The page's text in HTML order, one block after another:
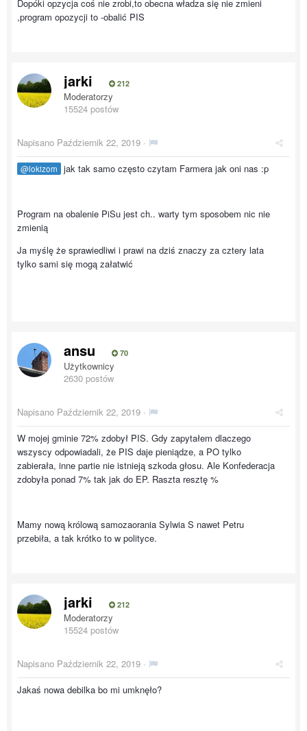
Dopóki opzycja coś nie zrobi,to obecna władza się nie zmieni
,program opozycji to -obalić PIS
jarki 212
Moderatorzy
15524 postów
Napisano Październik 22, 2019 ·
@lokizom jak tak samo często czytam Farmera jak oni nas :p
Program na obalenie PiSu jest ch.. warty tym sposobem nic nie
zmienią
Ja myślę że sprawiedliwi i prawi na dziś znaczy za cztery lata
tylko sami się mogą załatwić
ansu 70
Użytkownicy
2630 postów
Napisano Październik 22, 2019 ·
W mojej gminie 72% zdobył PIS. Gdy zapytałem dlaczego
wszyscy odpowiadali, że PIS daje pieniądze, a PO tylko
zabierała, inne partie nie istnieją szkoda głosu. Ale Konfederacja
zdobyła ponad 7% tak jak do EP. Raszta resztę %
Mamy nową królową samozaorania Sylwia S nawet Petru
przebiła, a tak krótko to w polityce.
jarki 212
Moderatorzy
15524 postów
Napisano Październik 22, 2019 ·
Jakaś nowa debilka bo mi umknęło?